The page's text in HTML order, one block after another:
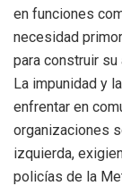
en funciones
necesidad
para construir
La impunidad y
enfrentar en
organizaciones
izquierda,
policías de la